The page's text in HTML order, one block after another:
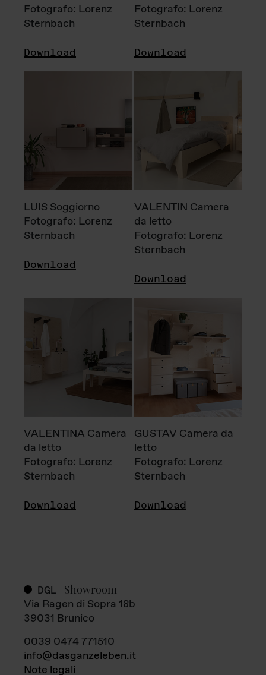
Fotografo: Lorenz
Sternbach
Download
Fotografo: Lorenz
Sternbach
Download
LUIS Soggiorno
Fotografo: Lorenz
Sternbach
Download
VALENTIN Camera
da letto
Fotografo: Lorenz
Sternbach
Download
VALENTINA Camera
da letto
Fotografo: Lorenz
Sternbach
Download
GUSTAV Camera da
letto
Fotografo: Lorenz
Sternbach
Download
DGL Showroom
Via Ragen di Sopra 18b
39031 Brunico
0039 0474 771510
info@dasganzeleben.it
Note legali